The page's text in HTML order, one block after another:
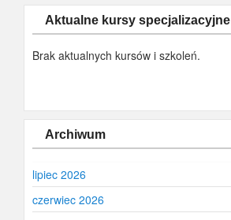
Aktualne kursy specjalizacyjne
Brak aktualnych kursów i szkoleń.
Archiwum
lipiec 2026
czerwiec 2026